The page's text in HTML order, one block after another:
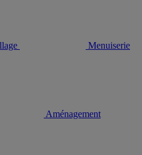
Menuiserie
Aménagement